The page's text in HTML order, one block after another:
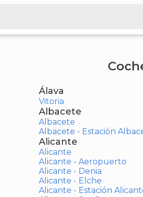
Álava
Vitoria
Albacete
Albacete
Albacete - Estación
Alicante
Alicante
Alicante - Aeropuerto
Alicante - Denia
Alicante - Elche
Alicante - Estación